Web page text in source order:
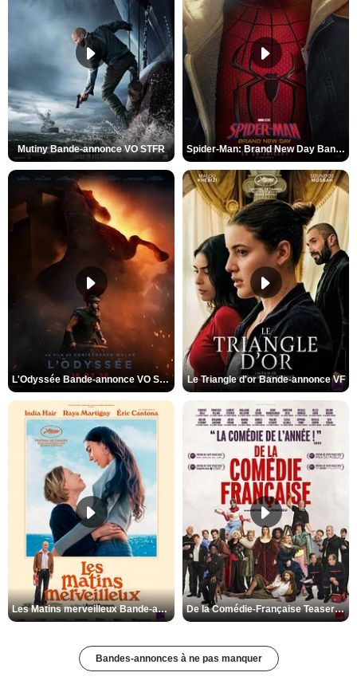
Mutiny Bande-annonce VO STFR Spider-Man: Brand New Day Bande-annonce VO STFR
L'Odyssée Bande-annonce VO STFR Le Triangle d'or Bande-annonce VF
Les Matins merveilleux Bande-annonce VF De la Comédie-Française Teaser VF
Bandes-annonces à ne pas manquer